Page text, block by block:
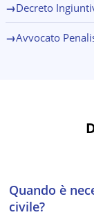
→Decreto
→Avvocato
Quando è
civile?